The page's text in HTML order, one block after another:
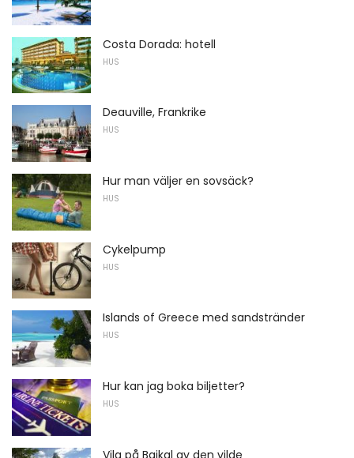
Costa Dorada: hotell
HUS
Deauville, Frankrike
HUS
Hur man väljer en sovsäck?
HUS
Cykelpump
HUS
Islands of Greece med sandstränder
HUS
Hur kan jag boka biljetter?
HUS
Vila på Baikal av den vilde